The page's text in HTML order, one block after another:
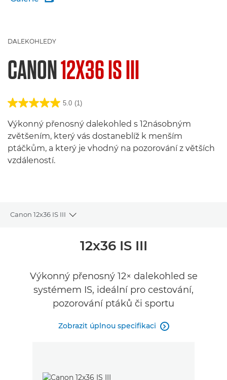
DALEKOHLEDY
CANON12X36 IS III
5.0 (1)
Výkonný přenosný dalekohled s 12násobným
zvětšením, který vás dostaneblíž k menším
ptáčkům, a který je vhodný na pozorování z větších
vzdáleností.
Canon 12x36 IS III
Toggle breadcrumbs
Recenze
12x36 IS III
Výkonný přenosný 12× dalekohled se
systémem IS, ideální pro cestování,
pozorování ptáků či sportu
Zobrazit úplnou specifikaci 